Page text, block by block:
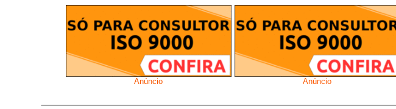
Anúncio Anúncio